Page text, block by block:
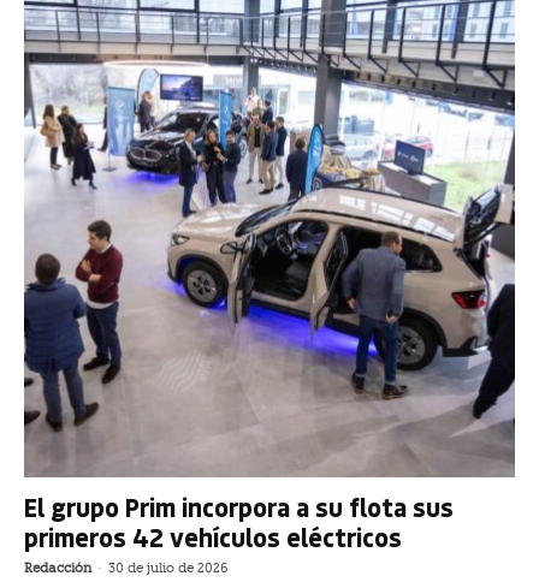
El grupo Prim incorpora a su flota sus
primeros 42 vehículos eléctricos
Redacción - 30 de julio de 2026